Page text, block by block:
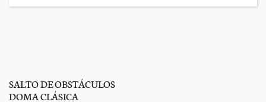
SALTO DE OBSTÁCULOS
DOMA CLÁSICA